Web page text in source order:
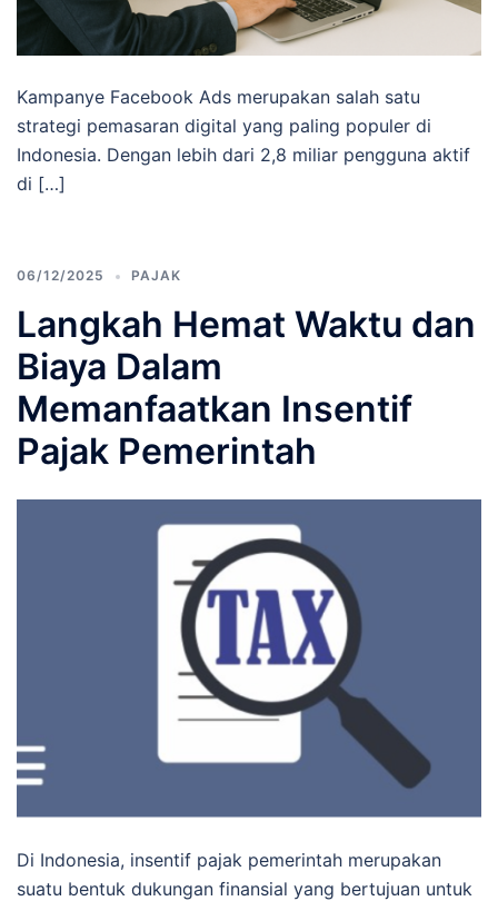
Kampanye Facebook Ads merupakan salah satu
strategi pemasaran digital yang paling populer di
Indonesia. Dengan lebih dari 2,8 miliar pengguna aktif
di […]
06/12/2025 PAJAK
Langkah Hemat Waktu dan
Biaya Dalam
Memanfaatkan Insentif
Pajak Pemerintah
Di Indonesia, insentif pajak pemerintah merupakan
suatu bentuk dukungan finansial yang bertujuan untuk